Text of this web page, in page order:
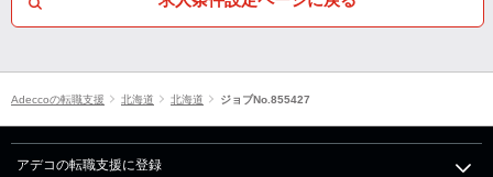
Adeccoの転職支援 北海道 北海道 ジョブNo.855427
アデコの転職支援に登録